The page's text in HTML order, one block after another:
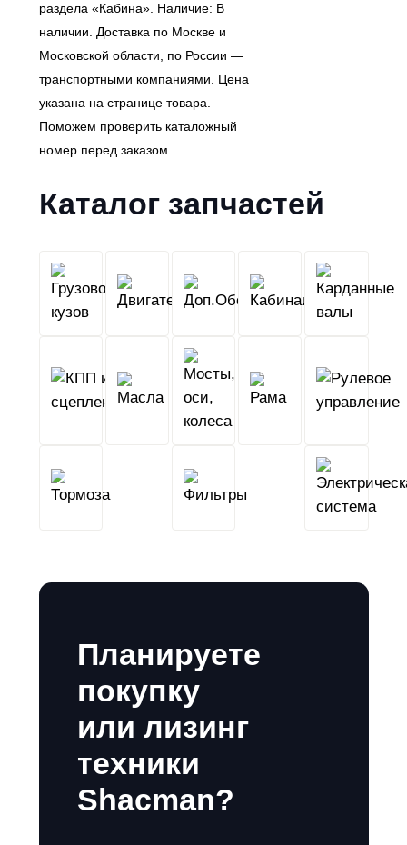
раздела «Кабина». Наличие: В
наличии. Доставка по Москве и
Московской области, по России —
транспортными компаниями. Цена
указана на странице товара.
Поможем проверить каталожный
номер перед заказом.
Каталог запчастей
Грузовой
кузов
Двигатель Кабина
КПП
оси,
Рама
Тормоза Фильтры
Планируете
покупку
или лизинг
техники
Shacman?